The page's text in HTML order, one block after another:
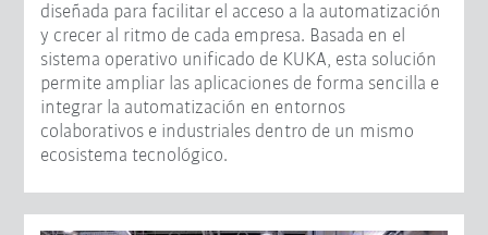
diseñada para facilitar el acceso a la automatización
y crecer al ritmo de cada empresa. Basada en el
sistema operativo unificado de KUKA, esta solución
permite ampliar las aplicaciones de forma sencilla e
integrar la automatización en entornos
colaborativos e industriales dentro de un mismo
ecosistema tecnológico.